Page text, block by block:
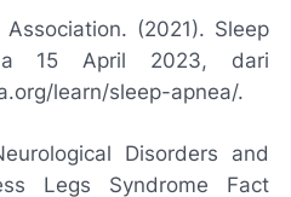
(2021). Sleep
15 April 2023, dari
learn/sleep-apnea/.
Disorders and
Legs Syndrome Fact